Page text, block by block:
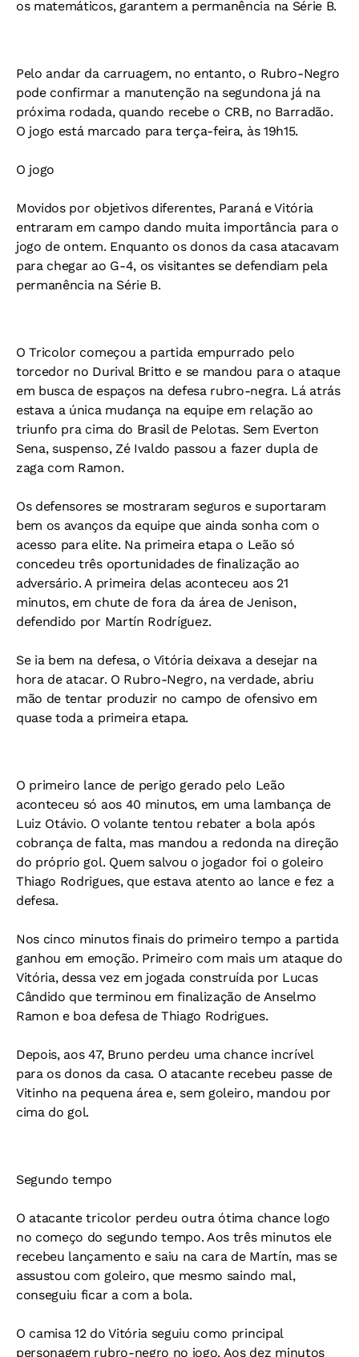
os matemáticos, garantem a permanência na Série B.
Pelo andar da carruagem, no entanto, o Rubro-Negro
pode confirmar a manutenção na segundona já na
próxima rodada, quando recebe o CRB, no Barradão.
O jogo está marcado para terça-feira, às 19h15.
O jogo
Movidos por objetivos diferentes, Paraná e Vitória
entraram em campo dando muita importância para o
jogo de ontem. Enquanto os donos da casa atacavam
para chegar ao G-4, os visitantes se defendiam pela
permanência na Série B.
O Tricolor começou a partida empurrado pelo
torcedor no Durival Britto e se mandou para o ataque
em busca de espaços na defesa rubro-negra. Lá atrás
estava a única mudança na equipe em relação ao
triunfo pra cima do Brasil de Pelotas. Sem Everton
Sena, suspenso, Zé Ivaldo passou a fazer dupla de
zaga com Ramon.
Os defensores se mostraram seguros e suportaram
bem os avanços da equipe que ainda sonha com o
acesso para elite. Na primeira etapa o Leão só
concedeu três oportunidades de finalização ao
adversário. A primeira delas aconteceu aos 21
minutos, em chute de fora da área de Jenison,
defendido por Martín Rodríguez.
Se ia bem na defesa, o Vitória deixava a desejar na
hora de atacar. O Rubro-Negro, na verdade, abriu
mão de tentar produzir no campo de ofensivo em
quase toda a primeira etapa.
O primeiro lance de perigo gerado pelo Leão
aconteceu só aos 40 minutos, em uma lambança de
Luiz Otávio. O volante tentou rebater a bola após
cobrança de falta, mas mandou a redonda na direção
do próprio gol. Quem salvou o jogador foi o goleiro
Thiago Rodrigues, que estava atento ao lance e fez a
defesa.
Nos cinco minutos finais do primeiro tempo a partida
ganhou em emoção. Primeiro com mais um ataque do
Vitória, dessa vez em jogada construída por Lucas
Cândido que terminou em finalização de Anselmo
Ramon e boa defesa de Thiago Rodrigues.
Depois, aos 47, Bruno perdeu uma chance incrível
para os donos da casa. O atacante recebeu passe de
Vitinho na pequena área e, sem goleiro, mandou por
cima do gol.
Segundo tempo
O atacante tricolor perdeu outra ótima chance logo
no começo do segundo tempo. Aos três minutos ele
recebeu lançamento e saiu na cara de Martín, mas se
assustou com goleiro, que mesmo saindo mal,
conseguiu ficar a com a bola.
O camisa 12 do Vitória seguiu como principal
personagem rubro-negro no jogo. Aos dez minutos